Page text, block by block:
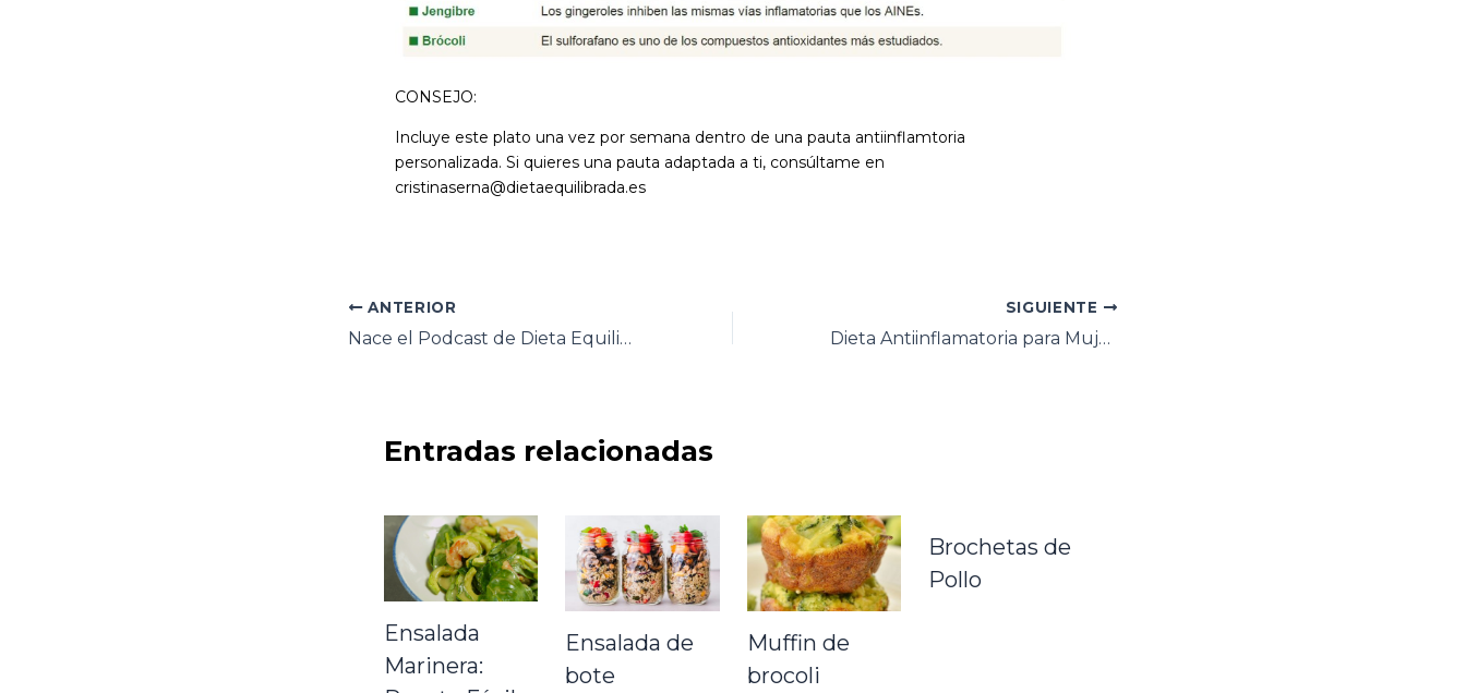
CONSEJO:
Incluye este plato una vez por semana dentro de una pauta antiinflamtoria
personalizada. Si quieres una pauta adaptada a ti, consúltame en
cristinaserna@dietaequilibrada.es
ANTERIOR
Nace el Podcast de Dieta Equilibrada.
SIGUIENTE
Dieta Antiinflamatoria para Mujeres: Guía Completa para Reducir la Inflamación
Entradas relacionadas
Ensalada
Marinera:
Ensalada de
bote
Muffin de
brocoli
Brochetas de
Pollo